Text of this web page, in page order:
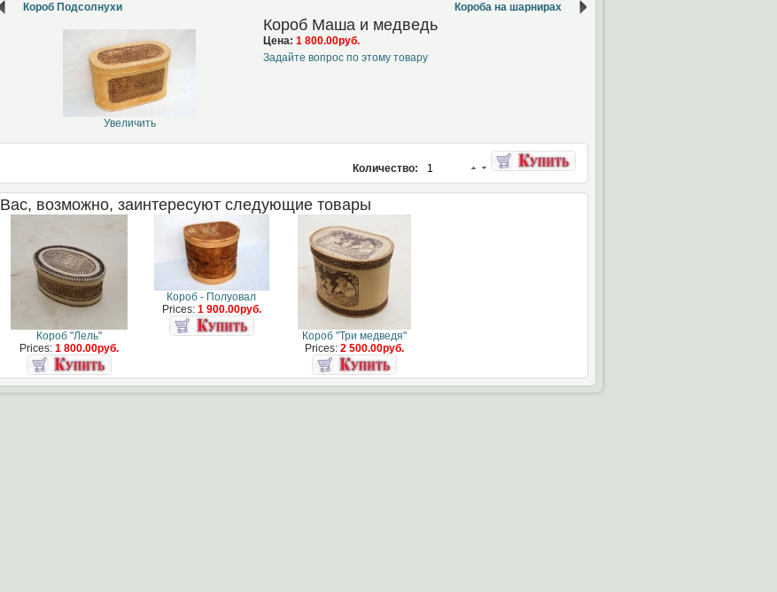
Короб Подсолнухи Короба на шарнирах
Увеличить
Короб Маша и медведь
Цена: 1 800.00руб.
Задайте вопрос по этому товару
Количество:
Вас, возможно, заинтересуют следующие товары
Короб "Лель"
Prices: 1 800.00руб.
Короб - Полуовал
Prices: 1 900.00руб.
Короб "Три медведя"
Prices: 2 500.00руб.